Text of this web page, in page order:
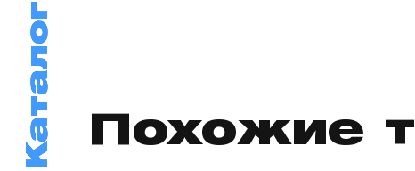
Каталог
Каталог Похожие